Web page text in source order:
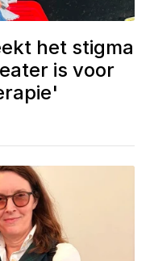
het stigma
is voor